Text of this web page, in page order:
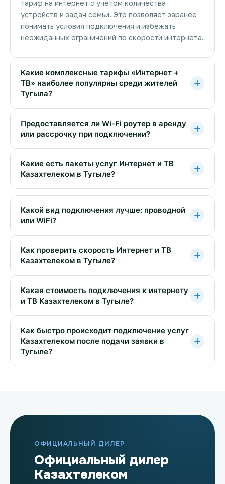
тариф на интернет с учетом количества
устройств и задач семьи. Это позволяет заранее
понимать условия подключения и избежать
неожиданных ограничений по скорости интернета.
Какие комплексные тарифы «Интернет +
ТВ» наиболее популярны среди жителей
Тугыла?
Предоставляется ли Wi-Fi роутер в аренду
или рассрочку при подключении?
Какие есть пакеты услуг Интернет и ТВ
Казахтелеком в Тугыле?
Какой вид подключения лучше: проводной
или WiFi?
Как проверить скорость Интернет и ТВ
Казахтелеком в Тугыле?
Какая стоимость подключения к интернету
и ТВ Казахтелеком в Тугыле?
Как быстро происходит подключение услуг
Казахтелеком после подачи заявки в
Тугыле?
ОФИЦИАЛЬНЫЙ ДИЛЕР
Официальный дилер
Казахтелеком